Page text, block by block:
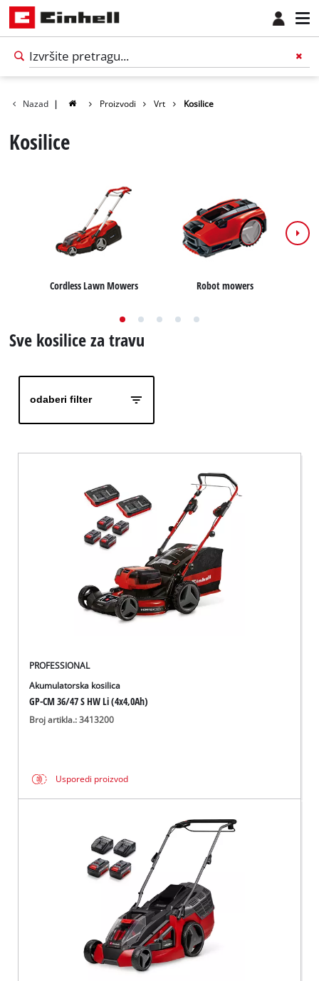
Nazad | Proizvodi Vrt Kosilice
Kosilice
Cordless Lawn Mowers Robot mowers
Sve kosilice za travu
odaberi filter
PROFESSIONAL
Akumulatorska kosilica
GP-CM 36/47 S HW Li (4x4,0Ah)
Broj artikla.: 3413200
Usporedi proizvod